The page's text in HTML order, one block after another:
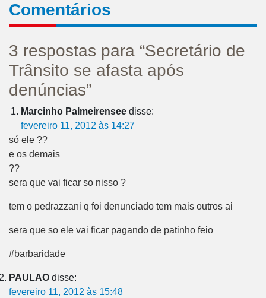
Comentários
3 respostas para “Secretário de
Trânsito se afasta após
denúncias”
Marcinho Palmeirensee disse:
fevereiro 11, 2012 às 14:27
só ele ??
e os demais
??
sera que vai ficar so nisso ?
tem o pedrazzani q foi denunciado tem mais outros ai
sera que so ele vai ficar pagando de patinho feio
#barbaridade
PAULAO disse:
fevereiro 11, 2012 às 15:48